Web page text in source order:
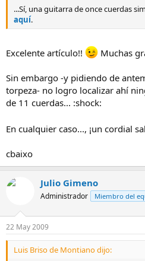
...Sí, una guitarra de once cuerdas
aquí.
Excelente artículo!! Muchas
Sin embargo -y pidiendo de
torpeza- no logro localizar ahí
de 11 cuerdas... :shock:
En cualquier caso..., ¡un cordial
cbaixo
Julio Gimeno
Administrador Miembro del
22 May 2009
Luis Briso de Montiano dijo: